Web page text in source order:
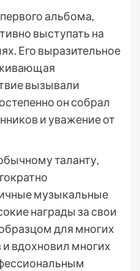
альбома,
выступать на
Его выразительное
вызывали
он собрал
и уважение от
таланту,
музыкальные
награды за свои
для многих
вдохновил многих